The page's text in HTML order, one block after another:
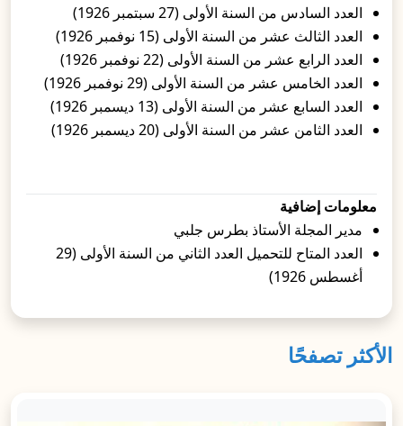
العدد السادس من السنة الأولى (27 سبتمبر 1926)
العدد الثالث عشر من السنة الأولى (15 نوفمبر 1926)
العدد الرابع عشر من السنة الأولى (22 نوفمبر 1926)
العدد الخامس عشر من السنة الأولى (29 نوفمبر 1926)
العدد السابع عشر من السنة الأولى (13 ديسمبر 1926)
العدد الثامن عشر من السنة الأولى (20 ديسمبر 1926)
معلومات إضافية
مدير المجلة الأستاذ بطرس جلبي
العدد المتاح للتحميل العدد الثاني من السنة الأولى (29
أغسطس 1926)
الأكثر تصفحًا